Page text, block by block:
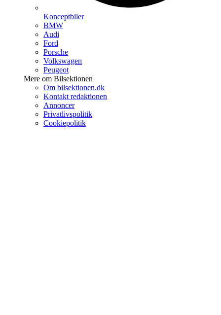
Konceptbiler
BMW
Audi
Ford
Porsche
Volkswagen
Peugeot
Mere om Bilsektionen
Om bilsektionen.dk
Kontakt redaktionen
Annoncer
Privatlivspolitik
Cookiepolitik